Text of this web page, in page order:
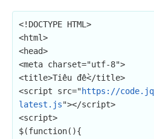
<!DOCTYPE HTML>
<html>
<head>
<meta charset="utf-8">
<title>Tiêu đề</title>
<script src="https://
latest.js"></script>
<script>
$(function(){